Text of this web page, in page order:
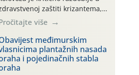
zaštiti krizantema,
prije zamračivanja u proteklom
smo mjesecu tri puta upućivali
o preventivnim
zaštite krizantema od
uzročnika bolesti,
i fito-fagnih grinja (23.7.,
više
međimurskim
plantažnih nasada
i pojedinačnih stabla